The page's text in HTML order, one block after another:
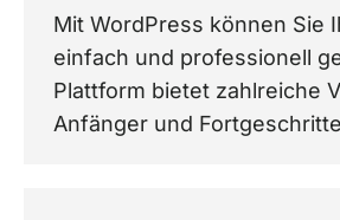
Mit WordPress können Sie
einfach und professionell
Plattform bietet zahlreiche
Anfänger und